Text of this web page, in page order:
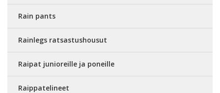
Rain pants
Rainlegs ratsastushousut
Raipat junioreille ja poneille
Raippatelineet